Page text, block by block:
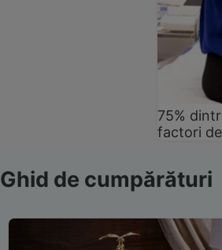
75%
factori
Ghid de cumpărături